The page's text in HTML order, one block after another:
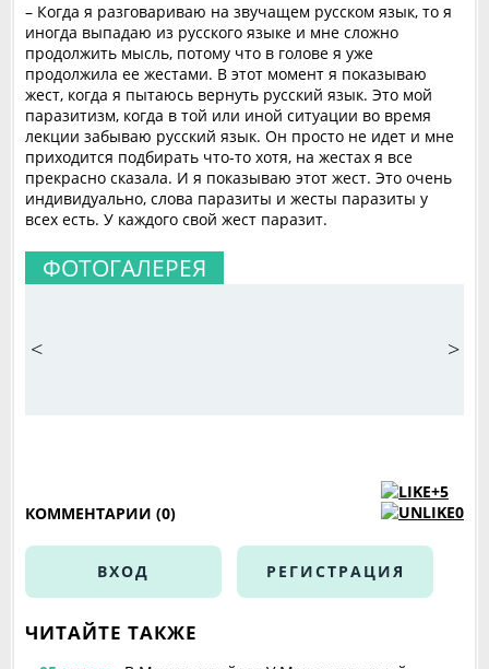
– Когда я разговариваю на звучащем русском язык, то я
иногда выпадаю из русского языке и мне сложно
продолжить мысль, потому что в голове я уже
продолжила ее жестами. В этот момент я показываю
жест, когда я пытаюсь вернуть русский язык. Это мой
паразитизм, когда в той или иной ситуации во время
лекции забываю русский язык. Он просто не идет и мне
приходится подбирать что-то хотя, на жестах я все
прекрасно сказала. И я показываю этот жест. Это очень
индивидуально, слова паразиты и жесты паразиты у
всех есть. У каждого свой жест паразит.
ФОТОГАЛЕРЕЯ
< >
+5
0
КОММЕНТАРИИ (0)
ВХОД РЕГИСТРАЦИЯ
ЧИТАЙТЕ ТАКЖЕ